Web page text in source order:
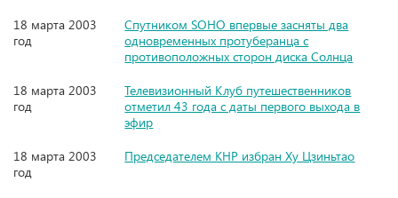
18 марта 2003
год
Спутником SOHO впервые засняты два
одновременных протуберанца с
противоположных сторон диска Солнца
18 марта 2003
год
Телевизионный Клуб путешественников
отметил 43 года с даты первого выхода в
эфир
18 марта 2003
год
Председателем КНР избран Ху Цзиньтао